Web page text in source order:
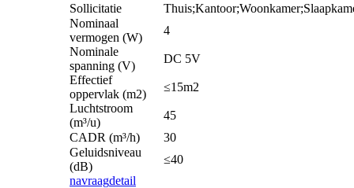
Sollicitatie
Nominaal
vermogen (W)
4
Nominale
spanning (V)
DC 5V
Effectief
oppervlak (m2)
≤15m2
Luchtstroom
(m³/u)
45
CADR (m³/h)
30
Geluidsniveau
(dB)
≤40
navraagdetail